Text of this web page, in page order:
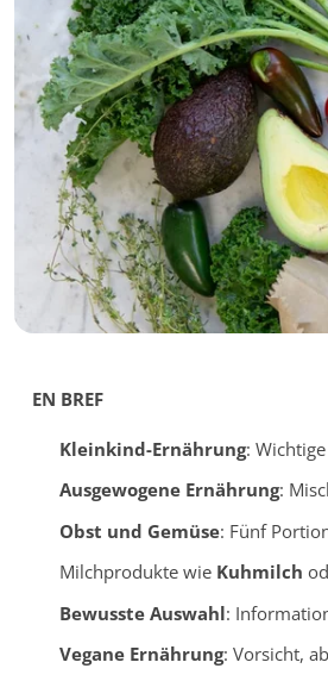
EN BREF
Kleinkind-Ernährung:
Ausgewogene Ernährung:
Obst und Gemüse: Fünf
Milchprodukte wie Kuhmilch
Bewusste Auswahl:
Vegane Ernährung: Vorsicht,